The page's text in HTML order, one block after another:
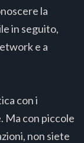
la
in seguito,
e a
con i
Ma con piccole
non siete